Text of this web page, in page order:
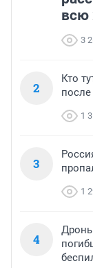
всю
3
2
Кто
после
1
3
1
4